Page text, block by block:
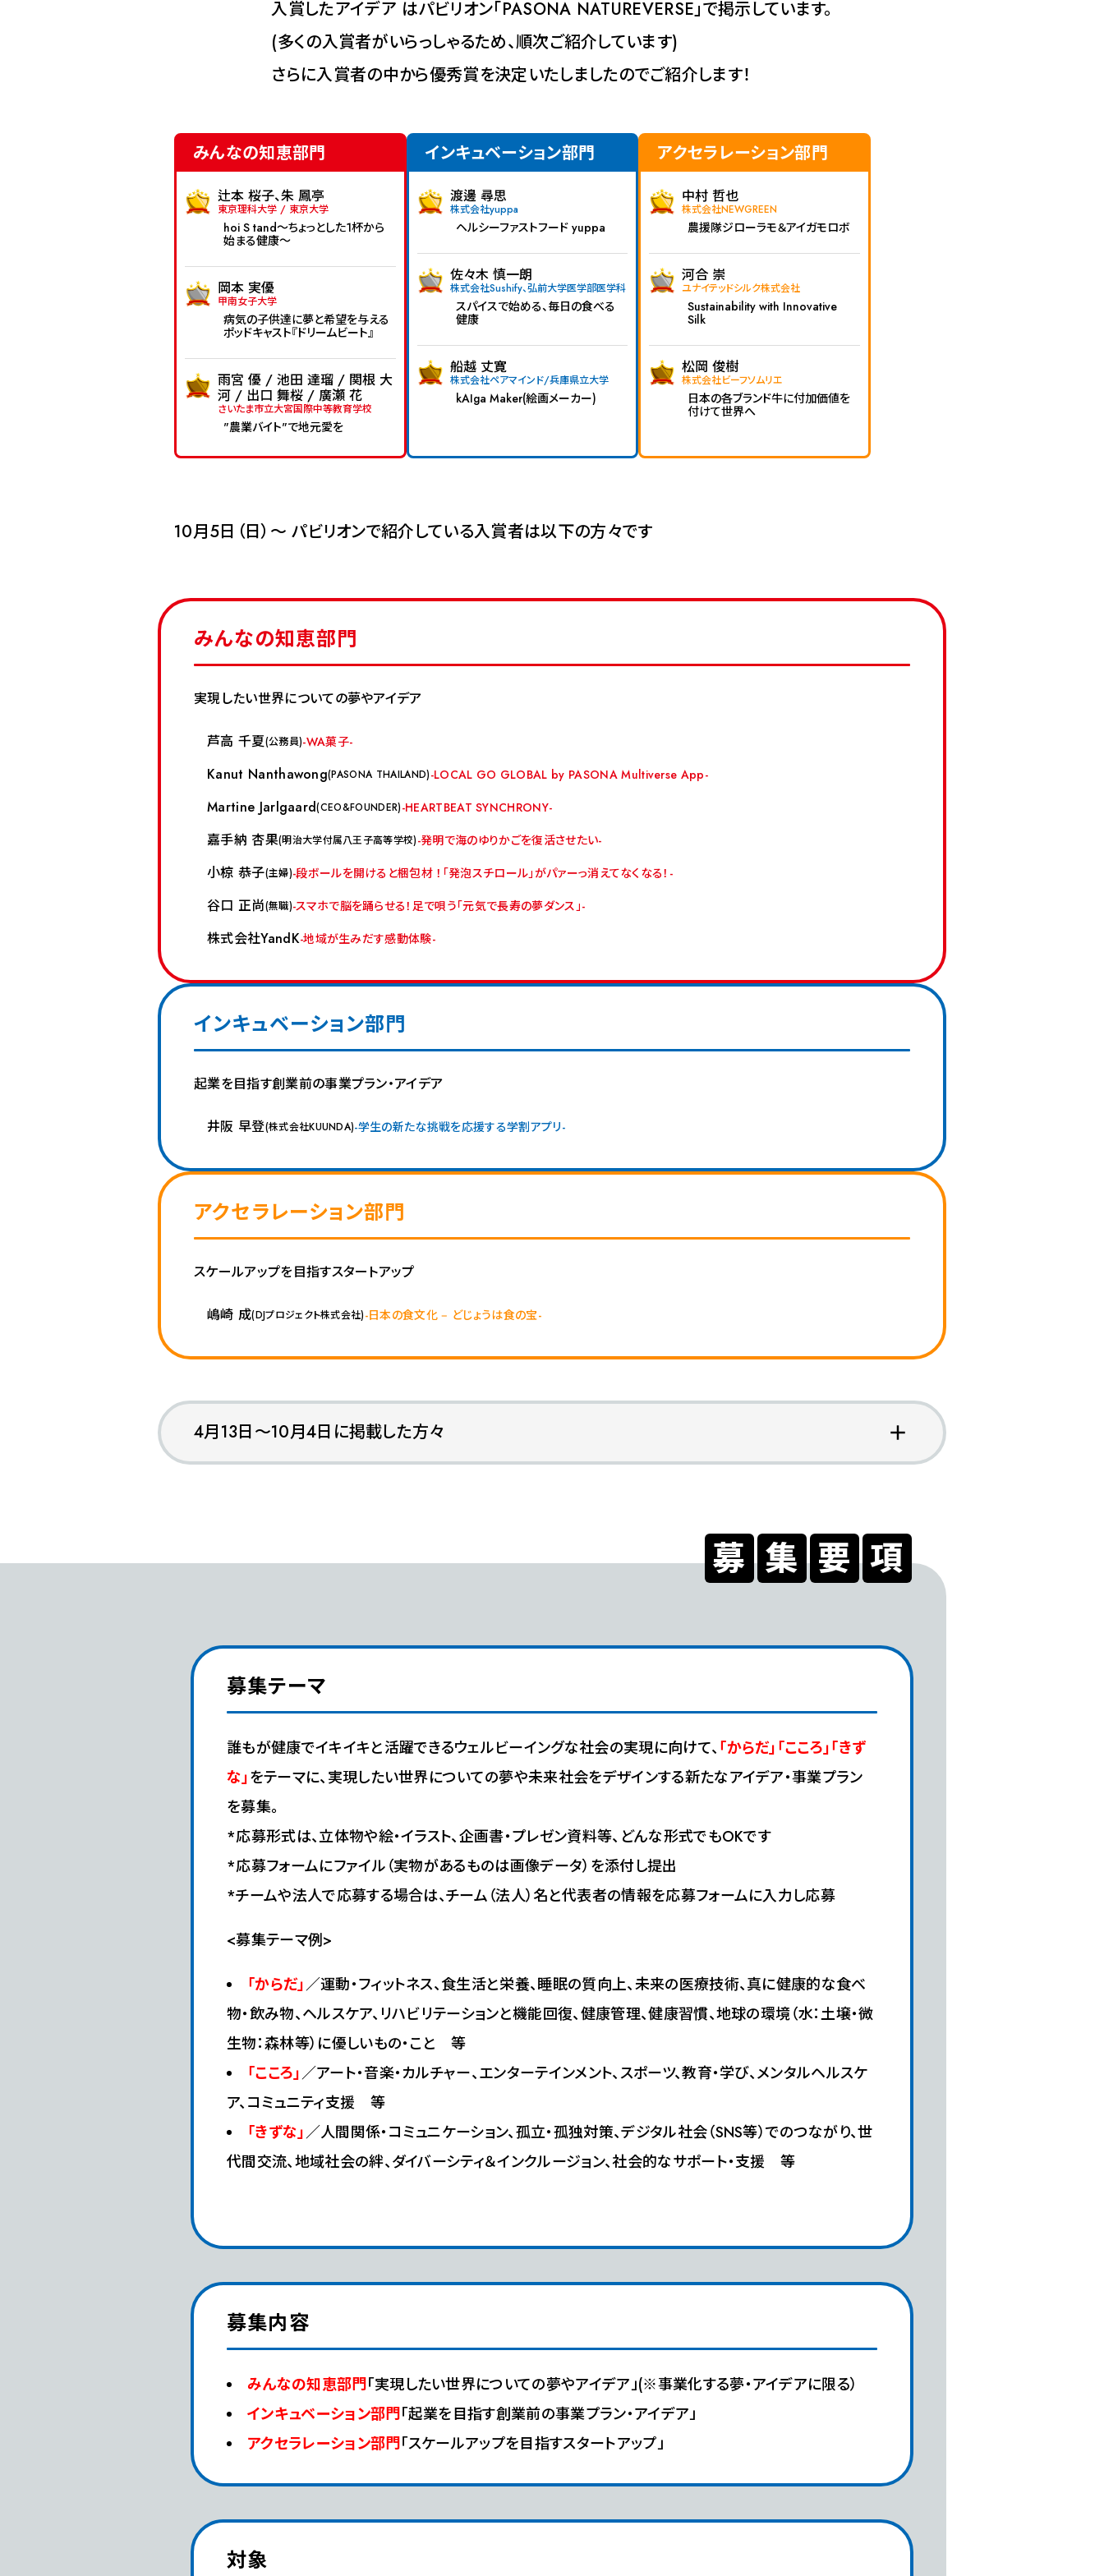
入賞したアイデア はパビリオン「PASONA NATUREVERSE」で掲示しています。
(多くの入賞者がいらっしゃるため、順次ご紹介しています)
さらに入賞者の中から優秀賞を決定いたしましたのでご紹介します！
みんなの知恵部門
辻本 桜子、朱 鳳亭
東京理科大学 / 東京大学
hoi S tand～ちょっとした1杯から
始まる健康～
岡本 実優
甲南女子大学
病気の子供達に夢と希望を与える
ポッドキャスト『ドリームビート』
雨宮 優 / 池田 達瑠 / 関根 大
河 / 出口 舞桜 / 廣瀬 花
さいたま市立大宮国際中等教育学校
"農業バイト"で地元愛を
インキュベーション部門
渡邊 尋思
株式会社yuppa
ヘルシーファストフード yuppa
佐々木 慎一朗
株式会社Sushify、弘前大学医学部医学科
スパイスで始める、毎日の食べる
健康
船越 丈寛
株式会社ペアマインド/兵庫県立大学
kAIga Maker(絵画メーカー)
アクセラレーション部門
中村 哲也
株式会社NEWGREEN
農援隊ジローラモ＆アイガモロボ
河合 崇
ユナイテッドシルク株式会社
Sustainability with Innovative
Silk
松岡 俊樹
株式会社ビーフソムリエ
日本の各ブランド牛に付加価値を
付けて世界へ
10月5日（日）～ パビリオンで紹介している入賞者は以下の方々です
みんなの知恵部門
実現したい世界についての夢やアイデア
芦高 千夏 公務員 WA菓子
Kanut Nanthawong PASONA THAILAND LOCAL GO GLOBAL by PASONA Multiverse App
Martine Jarlgaard CEO&FOUNDER HEARTBEAT SYNCHRONY
嘉手納 杏果 明治大学付属八王子高等学校 発明で海のゆりかごを復活させたい
小椋 恭子 主婦 段ボールを開けると梱包材 ！「発泡スチロール」がパァーっ消えてなくなる！
谷口 正尚 無職 スマホで脳を踊らせる！足で唄う「元気で長寿の夢ダンス」
株式会社YandK 地域が生みだす感動体験
インキュベーション部門
起業を目指す創業前の事業プラン・アイデア
井阪 早登 株式会社KUUNDA 学生の新たな挑戦を応援する学割アプリ
アクセラレーション部門
スケールアップを目指すスタートアップ
嶋崎 成 DJプロジェクト株式会社 日本の食文化 ‒ どじょうは食の宝
4月13日～10月4日に掲載した方々
募 集 要 項
募集テーマ
誰もが健康でイキイキと活躍できるウェルビーイングな社会の実現に向けて、「からだ」「こころ」「きず
な」をテーマに、実現したい世界についての夢や未来社会をデザインする新たなアイデア・事業プラン
を募集。
*応募形式は、立体物や絵・イラスト、企画書・プレゼン資料等、どんな形式でもOKです
*応募フォームにファイル（実物があるものは画像データ）を添付し提出
*チームや法人で応募する場合は、チーム（法人）名と代表者の情報を応募フォームに入力し応募
<募集テーマ例>
「からだ」／運動・フィットネス、食生活と栄養、睡眠の質向上、未来の医療技術、真に健康的な食べ
物・飲み物、ヘルスケア、リハビリテーションと機能回復、健康管理、健康習慣、地球の環境（水：土壌・微
生物：森林等）に優しいもの・こと 等
「こころ」／アート・音楽・カルチャー、エンターテインメント、スポーツ、教育・学び、メンタルヘルスケ
ア、コミュニティ支援 等
「きずな」／人間関係・コミュニケーション、孤立・孤独対策、デジタル社会（SNS等）でのつながり、世
代間交流、地域社会の絆、ダイバーシティ＆インクルージョン、社会的なサポート・支援 等
募集内容
みんなの知恵部門「実現したい世界についての夢やアイデア」(※事業化する夢・アイデアに限る）
インキュベーション部門「起業を目指す創業前の事業プラン・アイデア」
アクセラレーション部門「スケールアップを目指すスタートアップ」
対象